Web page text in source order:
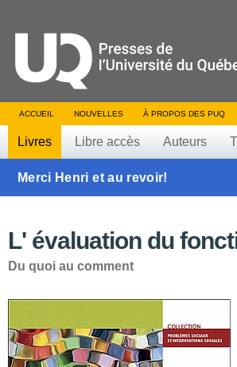
ACCUEIL NOUVELLES À PROPOS DES PUQ
Livres Libre accès Auteurs
Merci Henri et au revoir!
L' évaluation du
Du quoi au comment